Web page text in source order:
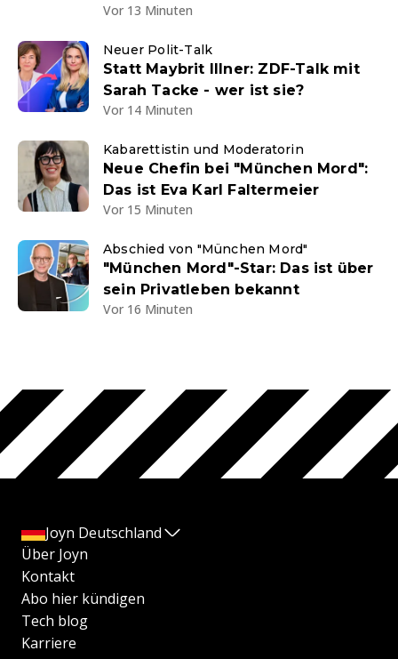
Vor 13 Minuten
Neuer Polit-Talk
Statt Maybrit Illner: ZDF-Talk mit
Sarah Tacke - wer ist sie?
Vor 14 Minuten
Kabarettistin und Moderatorin
Neue Chefin bei "München Mord":
Das ist Eva Karl Faltermeier
Vor 15 Minuten
Abschied von "München Mord"
"München Mord"-Star: Das ist über
sein Privatleben bekannt
Vor 16 Minuten
Joyn Deutschland
Über Joyn
Kontakt
Abo hier kündigen
Tech blog
Karriere